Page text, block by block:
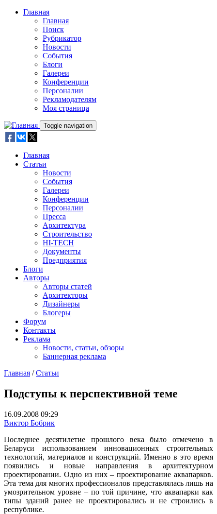
Skip to main content
Главная
Главная
Поиск
Рубрикатор
Новости
События
Блоги
Галереи
Конференции
Персоналии
Рекламодателям
Моя страница
Toggle navigation
Главная
Статьи
Новости
События
Галереи
Конференции
Персоналии
Пресса
Архитектура
Строительство
HI-TECH
Документы
Предприятия
Блоги
Авторы
Авторы статей
Архитекторы
Дизайнеры
Блогеры
Форум
Контакты
Реклама
Новости, статьи, обзоры
Баннерная реклама
Главная / Статьи
Подступы к перспективной теме
16.09.2008 09:29
Виктор Бобрик
Последнее десятилетие прошлого века было отмечено в
Беларуси использованием инновационных строительных
технологий, материалов и конструкций. Именно в это время
появились и новые направления в архитектурном
проектировании. Одно из них – проектирование аквапарков.
Эта тема для многих профессионалов представлялась лишь на
умозрительном уровне – по той причине, что аквапарки как
типы зданий ранее не проектировались и не строились в
республике.